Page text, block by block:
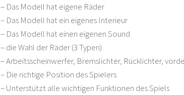
– Das Modell hat eigene Räder
– Das Modell hat ein eigenes Interieur
– Das Modell hat einen eigenen Sound
– die Wahl der Räder (3 Typen)
– Arbeitsscheinwerfer, Bremslichter, Rücklichter,
– Die richtige Position des Spielers
– Unterstützt alle wichtigen Funktionen des Spiels